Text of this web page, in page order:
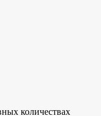
количествах